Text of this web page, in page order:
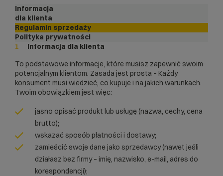
Informacja
dla klienta
Regulamin sprzedaży
Polityka prywatności
Informacja dla klienta
To podstawowe informacje, które musisz zapewnić swoim
potencjalnym klientom. Zasada jest prosta – Każdy
konsument musi wiedzieć, co kupuje i na jakich warunkach.
Twoim obowiązkiem jest więc:
jasno opisać produkt lub usługę (nazwa, cechy, cena
brutto);
wskazać sposób płatności i dostawy;
zamieścić swoje dane jako sprzedawcy (nawet jeśli
działasz bez firmy – imię, nazwisko, e-mail, adres do
korespondencji);